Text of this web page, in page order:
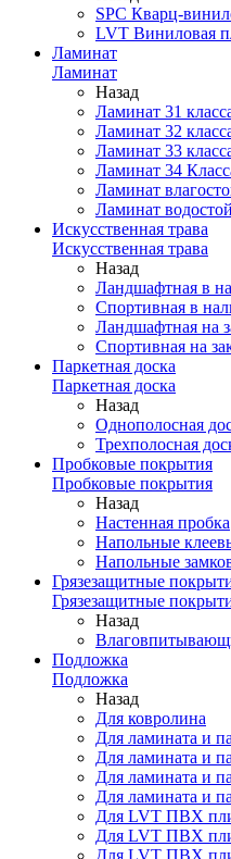
SPC Кварц-
LVT Виниловая
Ламинат
Ламинат
Назад
Ламинат 31
Ламинат 32
Ламинат 33
Ламинат 34
Ламинат
Ламинат
Искусственная трава
Искусственная трава
Назад
Ландшафтная в
Спортивная в
Ландшафтная на
Спортивная на
Паркетная доска
Паркетная доска
Назад
Однополосная
Трехполосная
Пробковые покрытия
Пробковые покрытия
Назад
Настенная пробка
Напольные
Напольные
Грязезащитные
Грязезащитные
Назад
Подложка
Подложка
Назад
Для ковролина
Для ламината и
Для ламината и
Для ламината и
Для ламината и
Для LVT ПВХ
Для LVT ПВХ
Для LVT ПВХ